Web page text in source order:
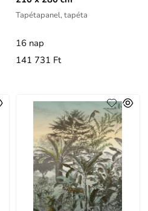
Tapétapanel, tapéta
16 nap
141 731 Ft